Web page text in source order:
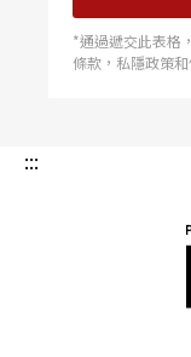
許吧。我自己
上。但是，劇場
我在二○○三年
*通過遞交此表格
條款，私隱政策
:::